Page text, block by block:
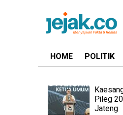
HOME POLITIK
Pileg
Jateng